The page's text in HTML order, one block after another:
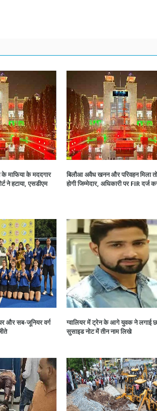
माफिया के मददगार
ने हटाया, एसडीएम
बिलौआ अवैध खनन और परिवहन मिला
होगी जिम्मेदार, अधिकारी पर FIR
और सब-जूनियर वर्ग
ग्वालियर में ट्रेन के आगे युवक ने लगाई
सुसाइड नोट में तीन नाम लिखे